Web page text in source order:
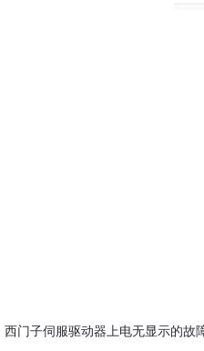
西门子伺服驱动器上电无显示的故